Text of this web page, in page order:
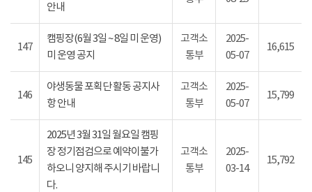
안내
147
캠핑장(6월 3일 ~ 8일 미 운영)
미 운영 공지
고객소
통부
2025-
05-07
16,615
146
야생동물 포획단 활동 공지사
항 안내
고객소
통부
2025-
05-07
15,799
145
2025년 3월 31일 월요일 캠핑
장 정기점검으로 예약이불가
하오니 양지해 주시기 바랍니
다.
고객소
통부
2025-
03-14
15,792